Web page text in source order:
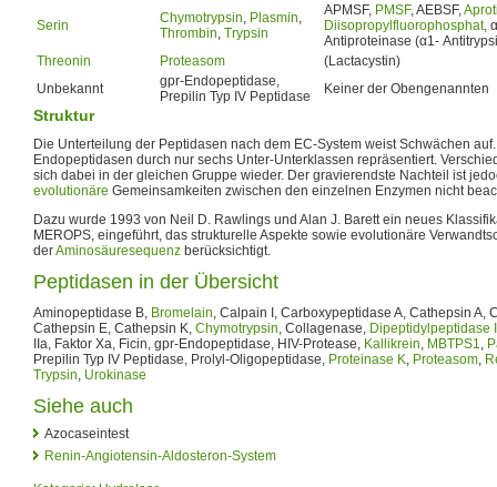
Serin Chymotrypsin, Plasmin,
Thrombin, Trypsin
APMSF, PMSF, AEBSF,
Diisopropylfluorophosphat,
Antiproteinase (α1-
Threonin
Proteasom
(Lactacystin)
Unbekannt
gpr-Endopeptidase,
Prepilin Typ IV Peptidase
Keiner der Obengenannten
Struktur
Die Unterteilung der Peptidasen nach dem EC-System weist Schwächen
Endopeptidasen durch nur sechs Unter-Unterklassen repräsentiert.
sich dabei in der gleichen Gruppe wieder. Der gravierendste Nachteil ist
evolutionäre Gemeinsamkeiten zwischen den einzelnen Enzymen nicht
Dazu wurde 1993 von Neil D. Rawlings und Alan J. Barett ein neues
MEROPS, eingeführt, das strukturelle Aspekte sowie evolutionäre
derAminosäuresequenz berücksichtigt.
Peptidasen in der Übersicht
Aminopeptidase B, Bromelain, Calpain I, Carboxypeptidase A, Cathepsin A,
Cathepsin E, Cathepsin K, Chymotrypsin, Collagenase, Dipeptidylpeptidase
IIa, Faktor Xa, Ficin, gpr-Endopeptidase, HIV-Protease, Kallikrein, MBTPS1,
Prepilin Typ IV Peptidase, Prolyl-Oligopeptidase, Proteinase K, Proteasom,
Trypsin, Urokinase
Siehe auch
Azocaseintest
Renin-Angiotensin-Aldosteron-System